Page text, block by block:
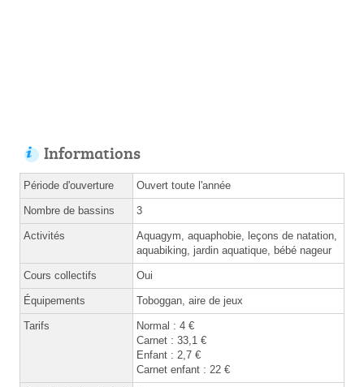
Informations
Période d'ouverture Ouvert toute l'année
Nombre de bassins 3
Activités
Aquagym, aquaphobie, leçons de natation,
aquabiking, jardin aquatique, bébé nageur
Cours collectifs Oui
Équipements Toboggan, aire de jeux
Tarifs
Normal : 4 €
Carnet : 33,1 €
Enfant : 2,7 €
Carnet enfant : 22 €